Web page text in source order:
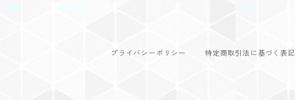
プライバシーポリシー 特定商取引法に基づく表記